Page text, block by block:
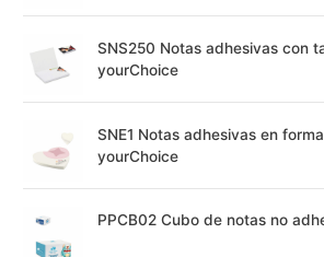
SNS250 Notas adhesivas con
yourChoice
SNE1 Notas adhesivas en
yourChoice
PPCB02 Cubo de notas no